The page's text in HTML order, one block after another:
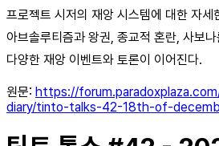
프로젝트 시저의 재앙 시스템에 대한 자세
아브솔루티즘과 왕권, 종교적 혼란, 사보
다양한 재앙 이벤트와 토론이 이어진다.
원문: https://
diary/tinto-talks-42-18th-of-